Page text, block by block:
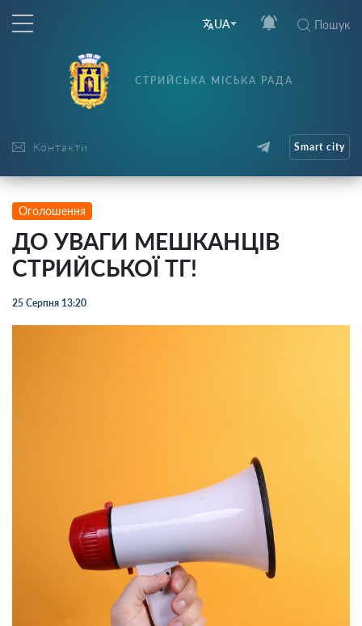
UA Пошук
Контакти
СТРИЙСЬКА МІСЬКА РАДА
Smart city
Оголошення
ДО УВАГИ МЕШКАНЦІВ
СТРИЙСЬКОЇ ТГ!
25 Серпня 13:20